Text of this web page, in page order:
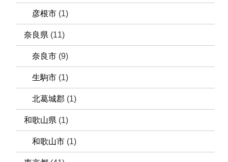
彦根市 (1)
奈良県 (11)
奈良市 (9)
生駒市 (1)
北葛城郡 (1)
和歌山県 (1)
和歌山市 (1)